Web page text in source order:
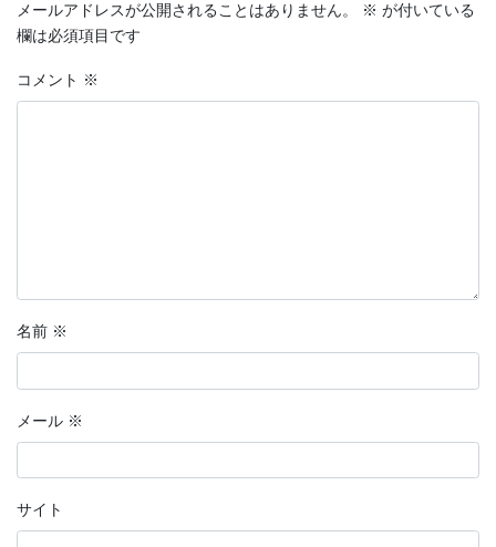
メールアドレスが公開されることはありません。 ※ が付いている
欄は必須項目です
コメント ※
名前 ※
メール ※
サイト